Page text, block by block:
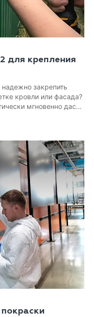
для крепления
закрепить
кровли или фасада?
мгновенно даст